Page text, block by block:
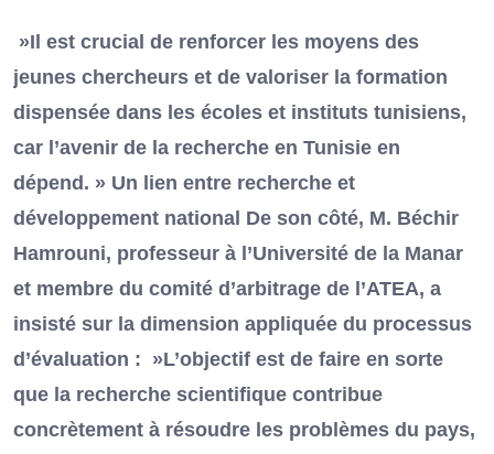
»Il est crucial de renforcer les moyens des
jeunes chercheurs et de valoriser la formation
dispensée dans les écoles et instituts tunisiens,
car l’avenir de la recherche en Tunisie en
dépend. » Un lien entre recherche et
développement national De son côté, M. Béchir
Hamrouni, professeur à l’Université de la Manar
et membre du comité d’arbitrage de l’ATEA, a
insisté sur la dimension appliquée du processus
d’évaluation : »L’objectif est de faire en sorte
que la recherche scientifique contribue
concrètement à résoudre les problèmes du pays,